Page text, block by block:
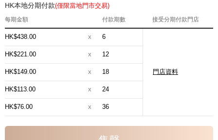
HK本地分期付款(僅限當地門市交易)
每期金額 付款期數 接受分期付款門店
HK$438.00 x 6
門店資料
HK$221.00 x 12
HK$149.00 x 18
HK$113.00 x 24
HK$76.00 x 36